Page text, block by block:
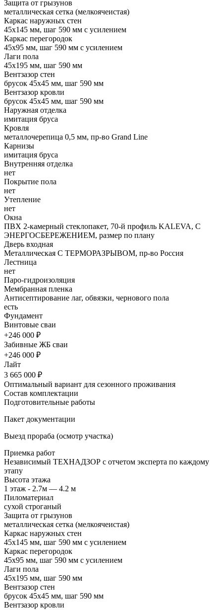
Защита от грызунов
металлическая сетка (мелкоячеистая)
Каркас наружных стен
45х145 мм, шаг 590 мм с усилением
Каркас перегородок
45х95 мм, шаг 590 мм с усилением
Лаги пола
45х195 мм, шаг 590 мм
Вентзазор стен
брусок 45х45 мм, шаг 590 мм
Вентзазор кровли
брусок 45х45 мм, шаг 590 мм
Наружная отделка
имитация бруса
Кровля
металлочерепица 0,5 мм, пр-во Grand Line
Карнизы
имитация бруса
Внутренняя отделка
нет
Покрытие пола
нет
Утепление
нет
Окна
ПВХ 2-камерный стеклопакет, 70-й профиль KALEVA, С
ЭНЕРГОСБЕРЕЖЕНИЕМ, размер по плану
Дверь входная
Металлическая С ТЕРМОРАЗРЫВОМ, пр-во Россия
Лестница
нет
Паро-гидроизоляция
Мембранная пленка
Антисептирование лаг, обвязки, чернового пола
есть
Фундамент
Винтовые сваи
+246 000 ₽
Забивные ЖБ сваи
+246 000 ₽
Лайт
3 665 000 ₽
Оптимальный вариант для сезонного проживания
Состав комплектации
Подготовительные работы
Пакет документации
Выезд прораба (осмотр участка)
Приемка работ
Независимый ТЕХНАДЗОР с отчетом эксперта по каждому
этапу
Высота этажа
1 этаж - 2.7м — 4.2 м
Пиломатериал
сухой строганый
Защита от грызунов
металлическая сетка (мелкоячеистая)
Каркас наружных стен
45х145 мм, шаг 590 мм с усилением
Каркас перегородок
45х95 мм, шаг 590 мм с усилением
Лаги пола
45х195 мм, шаг 590 мм
Вентзазор стен
брусок 45х45 мм, шаг 590 мм
Вентзазор кровли